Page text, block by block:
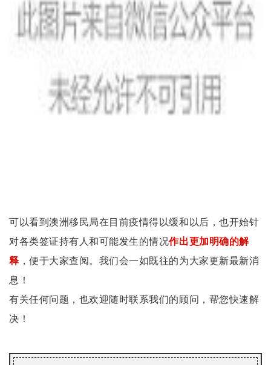
可以看到澳洲移民局在目前疫情得以缓和以后，也开始针
对各类签证持有人和可能发生的情况作出更加明确的解
释 ，便于大家查阅。我们会一如既往的为大家更新最新消
息！
有关任何问题，也欢迎随时联系我们的顾问，帮您快速解
决！